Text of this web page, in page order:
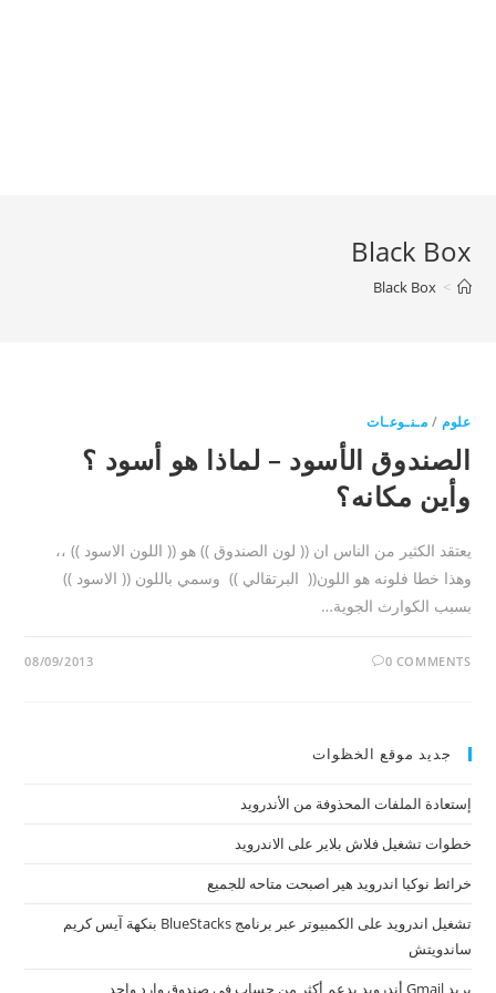
Black Box
>
Black Box
علوم/ مـنـوعـات
الصندوق الأسود – لماذا هو أسود ؟
وأين مكانه؟
يعتقد الكثير من الناس ان (( لون الصندوق )) هو (( اللون الاسود )) ،،
وهذا خطا فلونه هو اللون(( البرتقالي )) وسمي باللون (( الاسود ))
بسبب الكوارث الجوية…
0 COMMENTS
08/09/2013
جديد موقع الخظوات
إستعادة الملفات المحذوفة من الأندرويد
خطوات تشغيل فلاش بلاير على الاندرويد
خرائط نوكيا اندرويد هير اصبحت متاحه للجميع
تشغيل اندرويد على الكمبيوتر عبر برنامج BlueStacks بنكهة آيس كريم
ساندويتش
بريد Gmail أندرويد يدعم أكثر من حساب في صندوق وارد واحد